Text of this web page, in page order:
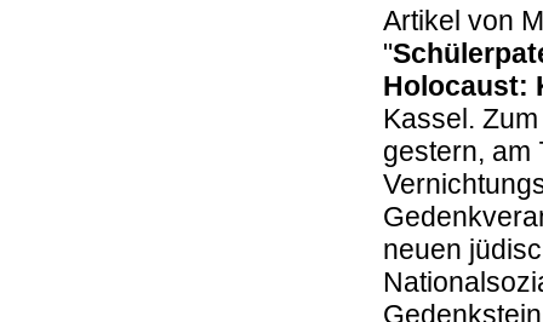
Artikel von
"
Holocaust:
Kassel.
gestern, am
neuen